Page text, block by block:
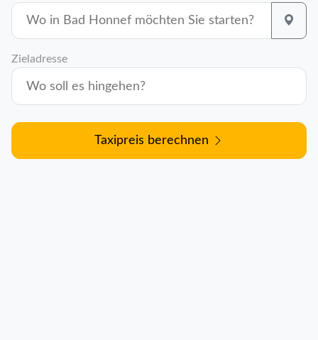
Zieladresse
Taxipreis berechnen